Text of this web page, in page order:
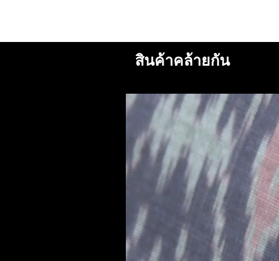
สินค้าคล้ายกัน